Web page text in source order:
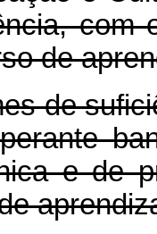
com
de
de
e de